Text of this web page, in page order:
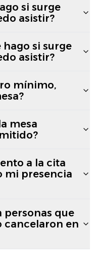
si surge
asistir?
hago si surge
asistir?
mínimo,
mesa
a la cita
mi presencia
personas que
cancelaron en